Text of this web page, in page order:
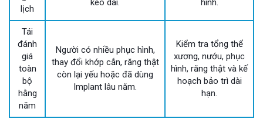
lịch
kéo dài.
hình.
Tái
đánh
giá
toàn
bộ
hằng
năm
Người có nhiều phục hình,
thay đổi khớp cắn, răng thật
còn lại yếu hoặc đã dùng
Implant lâu năm.
Kiểm tra tổng thể
xương, nướu, phục
hình, răng thật và kế
hoạch bảo trì dài
hạn.